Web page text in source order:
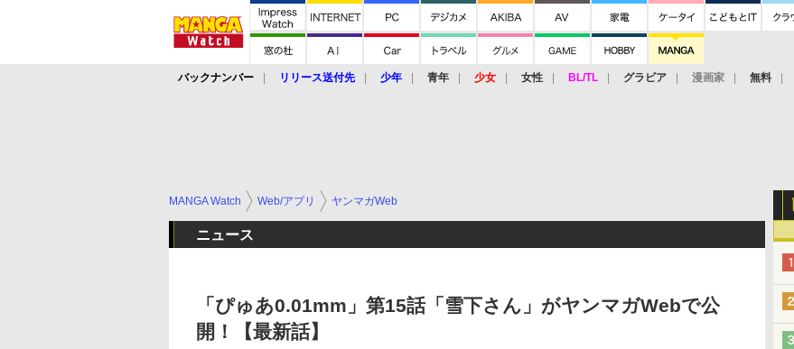
バックナンバー リリース送付先 少年 青年 少女 女性 BL/TL グラビア 漫画家 無料
MANGA Watch Web/アプリ ヤンマガWeb
ニュース
「ぴゅあ0.01mm」第15話「雪下さん」がヤンマガWebで公
開！【最新話】